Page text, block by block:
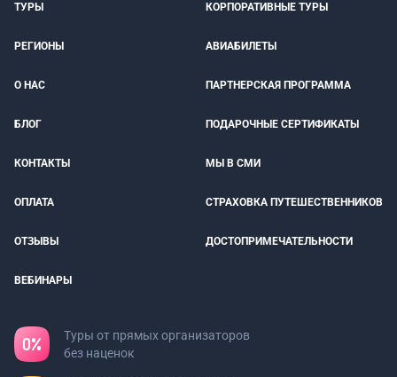
ТУРЫ КОРПОРАТИВНЫЕ ТУРЫ
РЕГИОНЫ АВИАБИЛЕТЫ
О НАС ПАРТНЕРСКАЯ ПРОГРАММА
БЛОГ ПОДАРОЧНЫЕ СЕРТИФИКАТЫ
КОНТАКТЫ МЫ В СМИ
ОПЛАТА СТРАХОВКА ПУТЕШЕСТВЕННИКОВ
ОТЗЫВЫ ДОСТОПРИМЕЧАТЕЛЬНОСТИ
ВЕБИНАРЫ
Туры от прямых организаторов
без наценок